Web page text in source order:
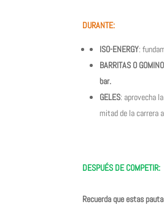
DURANTE:
ISO-ENERGY:
BARRITAS O
bar.
GELES: aprovecha
mitad de la carrera
DESPUÉS DE COMPETIR:
Recuerda que estas